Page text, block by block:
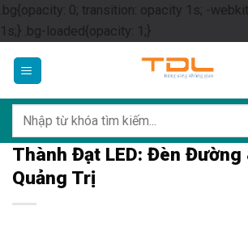
.bg{opacity: 0; transition: opacity 1s; -
1s;} .bg-loaded{opacity: 1;}Skip
content
kiếm:
Thành Đạt LED: Đèn Đường
Quảng Trị